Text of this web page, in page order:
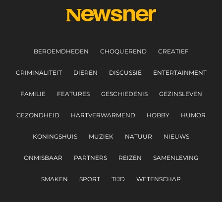
BEROEMDHEDEN CHOQUEREND CREATIEF
CRIMINALITEIT DIEREN DISCUSSIE ENTERTAINMENT
FAMILIE FEATURES GESCHIEDENIS GEZINSLEVEN
GEZONDHEID HARTVERWARMEND HOBBY HUMOR
KONINGSHUIS MUZIEK NATUUR NIEUWS
ONMISBAAR PARTNERS REIZEN SAMENLEVING
SMAKEN SPORT TIJD WETENSCHAP